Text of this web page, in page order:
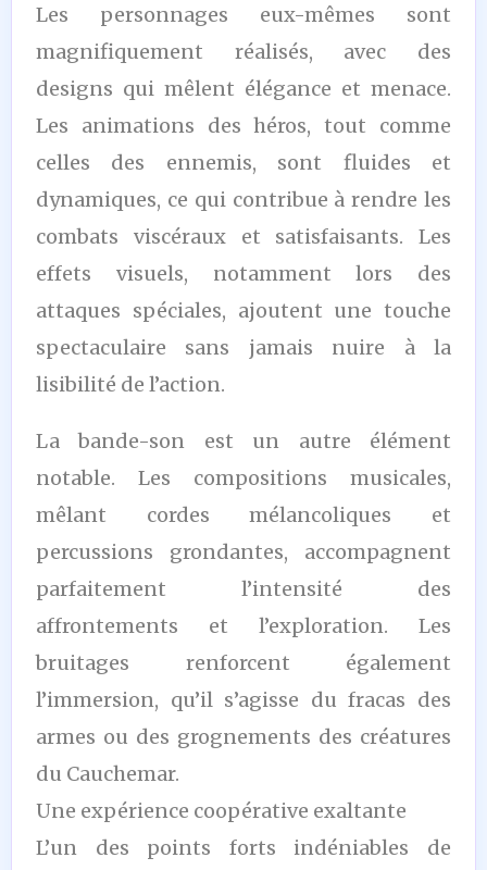
Les personnages eux-mêmes sont
magnifiquement réalisés, avec des
designs qui mêlent élégance et menace.
Les animations des héros, tout comme
celles des ennemis, sont fluides et
dynamiques, ce qui contribue à rendre les
combats viscéraux et satisfaisants. Les
effets visuels, notamment lors des
attaques spéciales, ajoutent une touche
spectaculaire sans jamais nuire à la
lisibilité de l’action.
La bande-son est un autre élément
notable. Les compositions musicales,
mêlant cordes mélancoliques et
percussions grondantes, accompagnent
parfaitement l’intensité des
affrontements et l’exploration. Les
bruitages renforcent également
l’immersion, qu’il s’agisse du fracas des
armes ou des grognements des créatures
du Cauchemar.
Une expérience coopérative exaltante
L’un des points forts indéniables de